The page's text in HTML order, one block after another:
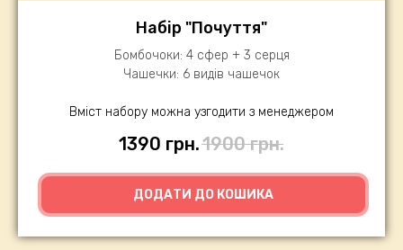
Набір "Почуття"
Бомбочоки: 4 сфер + 3 серця
Чашечки: 6 видів чашечок
Вміст набору можна узгодити з менеджером
1390 грн.1900 грн.
ДОДАТИ ДО КОШИКА